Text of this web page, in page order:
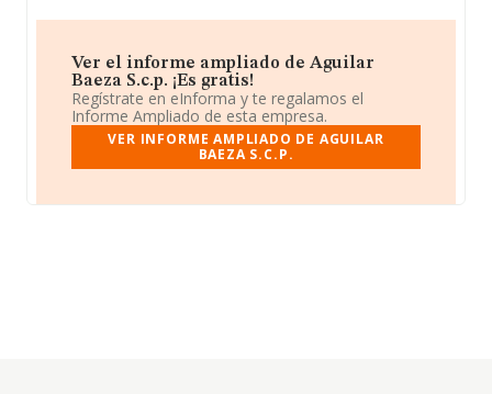
Ver el informe ampliado de Aguilar
Baeza S.c.p. ¡Es gratis!
Regístrate en eInforma y te regalamos el
Informe Ampliado de esta empresa.
VER INFORME AMPLIADO DE AGUILAR
BAEZA S.C.P.